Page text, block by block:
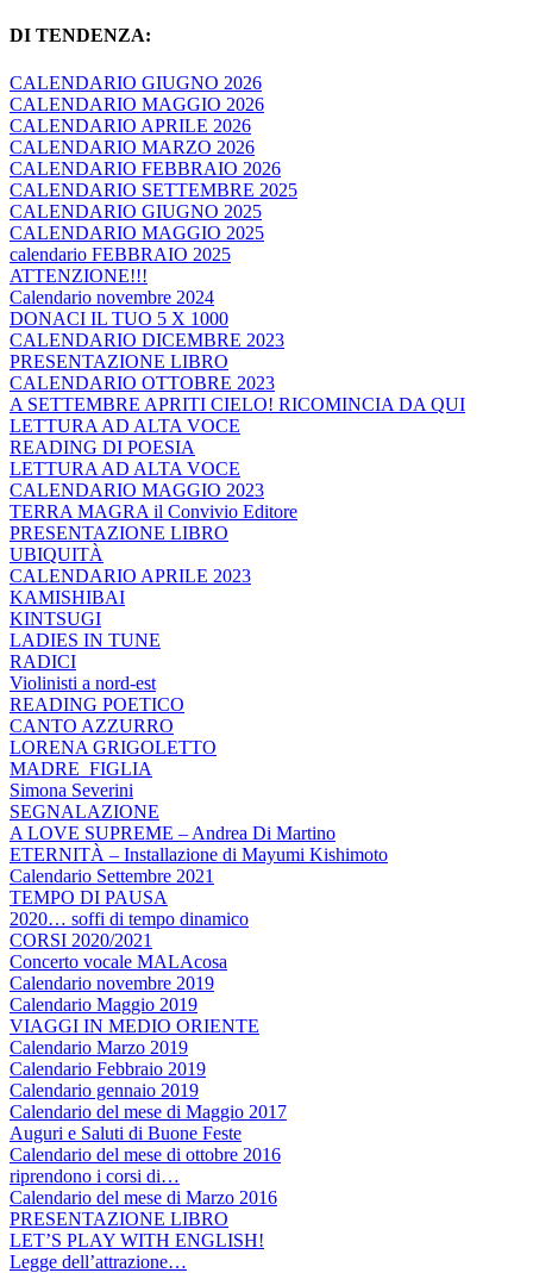
DI TENDENZA:
CALENDARIO GIUGNO 2026
CALENDARIO MAGGIO 2026
CALENDARIO APRILE 2026
CALENDARIO MARZO 2026
CALENDARIO FEBBRAIO 2026
CALENDARIO SETTEMBRE 2025
CALENDARIO GIUGNO 2025
CALENDARIO MAGGIO 2025
calendario FEBBRAIO 2025
ATTENZIONE!!!
Calendario novembre 2024
DONACI IL TUO 5 X 1000
CALENDARIO DICEMBRE 2023
PRESENTAZIONE LIBRO
CALENDARIO OTTOBRE 2023
A SETTEMBRE APRITI CIELO! RICOMINCIA DA QUI
LETTURA AD ALTA VOCE
READING DI POESIA
LETTURA AD ALTA VOCE
CALENDARIO MAGGIO 2023
TERRA MAGRA il Convivio Editore
PRESENTAZIONE LIBRO
UBIQUITÀ
CALENDARIO APRILE 2023
KAMISHIBAI
KINTSUGI
LADIES IN TUNE
RADICI
Violinisti a nord-est
READING POETICO
CANTO AZZURRO
LORENA GRIGOLETTO
MADRE_FIGLIA
Simona Severini
SEGNALAZIONE
A LOVE SUPREME – Andrea Di Martino
ETERNITÀ – Installazione di Mayumi Kishimoto
Calendario Settembre 2021
TEMPO DI PAUSA
2020… soffi di tempo dinamico
CORSI 2020/2021
Concerto vocale MALAcosa
Calendario novembre 2019
Calendario Maggio 2019
VIAGGI IN MEDIO ORIENTE
Calendario Marzo 2019
Calendario Febbraio 2019
Calendario gennaio 2019
Calendario del mese di Maggio 2017
Auguri e Saluti di Buone Feste
Calendario del mese di ottobre 2016
riprendono i corsi di…
Calendario del mese di Marzo 2016
PRESENTAZIONE LIBRO
LET’S PLAY WITH ENGLISH!
Legge dell’attrazione…